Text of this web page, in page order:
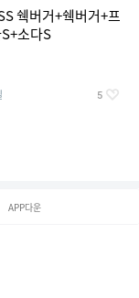
쉑버거+쉑버거+프
소다S
5
APP다운